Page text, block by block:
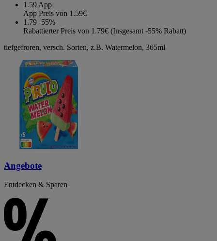
1.59 App
App Preis von 1.59€
1.79 -55%
Rabattierter Preis von 1.79€ (Insgesamt -55% Rabatt)
tiefgefroren, versch. Sorten, z.B. Watermelon, 365ml
Angebote
Entdecken & Sparen